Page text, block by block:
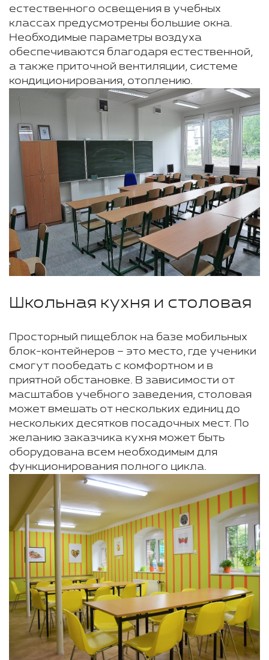
естественного освещения в учебных
классах предусмотрены большие окна.
Необходимые параметры воздуха
обеспечиваются благодаря естественной,
а также приточной вентиляции, системе
кондиционирования, отоплению.
Школьная кухня и столовая
Просторный пищеблок на базе мобильных
блок-контейнеров – это место, где ученики
смогут пообедать с комфортном и в
приятной обстановке. В зависимости от
масштабов учебного заведения, столовая
может вмешать от нескольких единиц до
нескольких десятков посадочных мест. По
желанию заказчика кухня может быть
оборудована всем необходимым для
функционирования полного цикла.